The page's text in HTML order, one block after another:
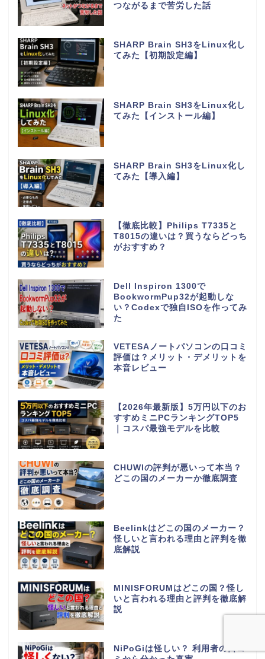
つながるまで苦労した話
SHARP Brain SH3をLinux化し
てみた【初期設定編】
SHARP Brain SH3をLinux化し
てみた【インストール編】
SHARP Brain SH3をLinux化し
てみた【導入編】
【徹底比較】Philips T7335と
T8015の違いは？買うならどっち
がおすすめ？
Dell Inspiron 1300で
BookwormPup32が起動しな
い？Codexで独自ISOを作ってみ
た
VETESAノートパソコンの口コミ
評価は？メリット・デメリットを
本音レビュー
【2026年最新版】5万円以下のお
すすめミニPCランキングTOP5
｜コスパ最強モデルを比較
CHUWIの評判が悪いって本当？
どこの国のメーカーか徹底調査
Beelinkはどこの国のメーカー？
怪しいと言われる理由と評判を徹
底解説
MINISFORUMはどこの国？怪し
いと言われる理由と評判を徹底解
説
NiPoGiは怪しい？ 利用者の口コ